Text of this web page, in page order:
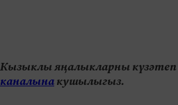
Кызыклы яңалыкларны күзәтеп
каналынакушылыгыз.